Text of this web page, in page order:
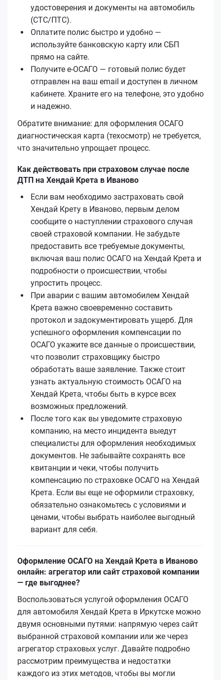
удостоверения и документы на автомобиль
(СТС/ПТС).
Оплатите полис быстро и удобно —
используйте банковскую карту или СБП
прямо на сайте.
Получите е‑ОСАГО — готовый полис будет
отправлен на ваш email и доступен в личном
кабинете. Храните его на телефоне, это удобно
и надежно.
Обратите внимание: для оформления ОСАГО
диагностическая карта (техосмотр) не требуется,
что значительно упрощает процесс.
Как действовать при страховом случае после
ДТП на Хендай Крета в Иваново
Если вам необходимо застраховать свой
Хендай Крету в Иваново, первым делом
сообщите о наступлении страхового случая
своей страховой компании. Не забудьте
предоставить все требуемые документы,
включая ваш полис ОСАГО на Хендай Крета и
подробности о происшествии, чтобы
упростить процесс.
При аварии с вашим автомобилем Хендай
Крета важно своевременно составить
протокол и задокументировать ущерб. Для
успешного оформления компенсации по
ОСАГО укажите все данные о происшествии,
что позволит страховщику быстро
обработать ваше заявление. Также стоит
узнать актуальную стоимость ОСАГО на
Хендай Крета, чтобы быть в курсе всех
возможных предложений.
После того как вы уведомите страховую
компанию, на место инцидента выедут
специалисты для оформления необходимых
документов. Не забывайте сохранять все
квитанции и чеки, чтобы получить
компенсацию по страховке ОСАГО на Хендай
Крета. Если вы еще не оформили страховку,
обязательно ознакомьтесь с условиями и
ценами, чтобы выбрать наиболее выгодный
вариант для себя.
Оформление ОСАГО на Хендай Крета в Иваново
онлайн: агрегатор или сайт страховой компании
— где выгоднее?
Воспользоваться услугой оформления ОСАГО
для автомобиля Хендай Крета в Иркутске можно
двумя основными путями: напрямую через сайт
выбранной страховой компании или же через
агрегатор страховых услуг. Давайте подробно
рассмотрим преимущества и недостатки
каждого из этих методов, чтобы вы могли